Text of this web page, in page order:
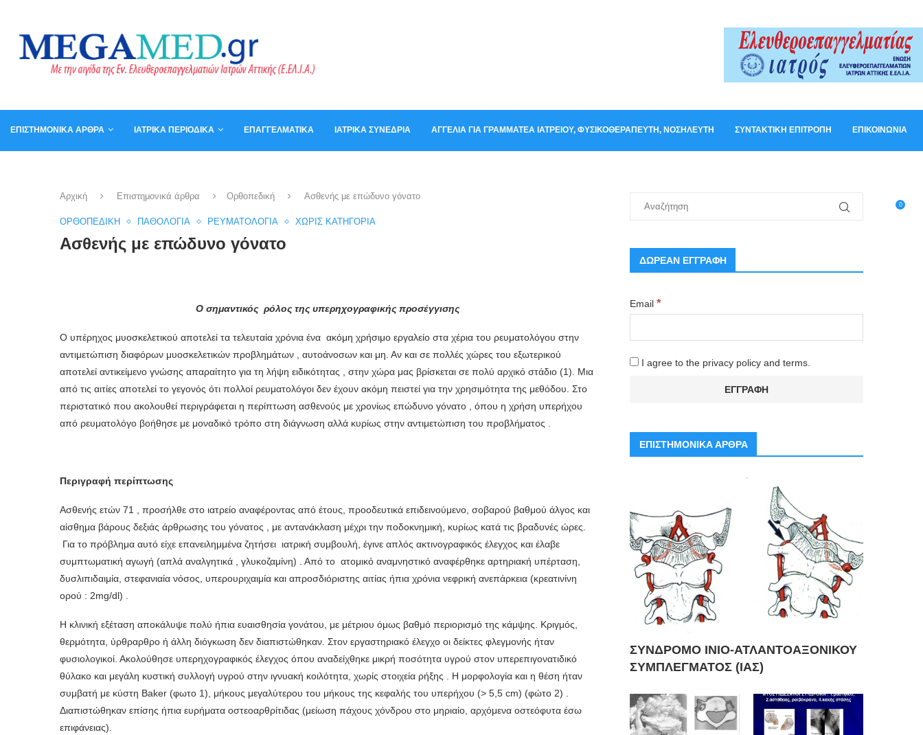
ΕΠΙΣΤΗΜΟΝΙΚΆ ΆΡΘΡΑ ΙΑΤΡΙΚΆ ΠΕΡΙΟΔΙΚΆ ΕΠΑΓΓΕΛΜΑΤΙΚΆ ΙΑΤΡΙΚΆ ΣΥΝΈΔΡΙΑ ΑΓΓΕΛΊΑ ΓΙΑ ΓΡΑΜΜΑΤΈΑ ΙΑΤΡΕΊΟΥ, ΦΥΣΙΚΟΘΕΡΑΠΕΥΤΉ, ΝΟΣΗΛΕΥΤΉ ΣΥΝΤΑΚΤΙΚΉ ΕΠΙΤΡΟΠΉ ΕΠΙΚΟΙΝΩΝΊΑ
0
Αρχική Επιστημονικά άρθρα Ορθοπεδική Ασθενής με επώδυνο γόνατο
ΟΡΘΟΠΕΔΙΚΉ ΠΑΘΟΛΟΓΊΑ ΡΕΥΜΑΤΟΛΟΓΊΑ ΧΩΡΊΣ ΚΑΤΗΓΟΡΊΑ
Ασθενής με επώδυνο γόνατο
Ο σημαντικός ρόλος της υπερηχογραφικής προσέγγισης
O υπέρηχος μυοσκελετικού αποτελεί τα τελευταία χρόνια ένα ακόμη χρήσιμο εργαλείο στα χέρια του ρευματολόγου στην
αντιμετώπιση διαφόρων μυοσκελετικών προβλημάτων , αυτοάνοσων και μη. Αν και σε πολλές χώρες του εξωτερικού
αποτελεί αντικείμενο γνώσης απαραίτητο για τη λήψη ειδικότητας , στην χώρα μας βρίσκεται σε πολύ αρχικό στάδιο (1). Μια
από τις αιτίες αποτελεί το γεγονός ότι πολλοί ρευματολόγοι δεν έχουν ακόμη πειστεί για την χρησιμότητα της μεθόδου. Στο
περιστατικό που ακολουθεί περιγράφεται η περίπτωση ασθενούς με χρονίως επώδυνο γόνατο , όπου η χρήση υπερήχου
από ρευματολόγο βοήθησε με μοναδικό τρόπο στη διάγνωση αλλά κυρίως στην αντιμετώπιση του προβλήματος .
Περιγραφή περίπτωσης
Ασθενής ετών 71 , προσήλθε στο ιατρείο αναφέροντας από έτους, προοδευτικά επιδεινούμενο, σοβαρού βαθμού άλγος και
αίσθημα βάρους δεξιάς άρθρωσης του γόνατος , με αντανάκλαση μέχρι την ποδοκνημική, κυρίως κατά τις βραδυνές ώρες.
Για το πρόβλημα αυτό είχε επανειλημμένα ζητήσει ιατρική συμβουλή, έγινε απλός ακτινογραφικός έλεγχος και έλαβε
συμπτωματική αγωγή (απλά αναλγητικά , γλυκοζαμίνη) . Από το ατομικό αναμνηστικό αναφέρθηκε αρτηριακή υπέρταση,
δυσλιπιδαιμία, στεφανιαία νόσος, υπερουριχαιμία και απροσδιόριστης αιτίας ήπια χρόνια νεφρική ανεπάρκεια (κρεατινίνη
ορού : 2mg/dl) .
Η κλινική εξέταση αποκάλυψε πολύ ήπια ευαισθησία γονάτου, με μέτριου όμως βαθμό περιορισμό της κάμψης. Κριγμός,
θερμότητα, ύρθραρθρο ή άλλη διόγκωση δεν διαπιστώθηκαν. Στον εργαστηριακό έλεγχο οι δείκτες φλεγμονής ήταν
φυσιολογικοί. Ακολούθησε υπερηχογραφικός έλεγχος όπου αναδείχθηκε μικρή ποσότητα υγρού στον υπερεπιγονατιδικό
θύλακο και μεγάλη κυστική συλλογή υγρού στην ιγνυακή κοιλότητα, χωρίς στοιχεία ρήξης . Η μορφολογία και η θέση ήταν
συμβατή με κύστη Baker (φωτο 1), μήκους μεγαλύτερου του μήκους της κεφαλής του υπερήχου (> 5,5 cm) (φώτο 2) .
Διαπιστώθηκαν επίσης ήπια ευρήματα οστεοαρθρίτιδας (μείωση πάχους χόνδρου στο μηριαίο, αρχόμενα οστεόφυτα έσω
επιφάνειας).
ΔΩΡΕΑΝ ΕΓΓΡΑΦΗ
Email *
I agree to the privacy policy and terms.
ΕΠΙΣΤΗΜΟΝΙΚΑ ΑΡΘΡΑ
ΣΥΝΔΡΟΜΟ ΙΝΙΟ-ΑΤΛΑΝΤΟΑΞΟΝΙΚΟΥ
ΣΥΜΠΛΕΓΜΑΤΟΣ (ΙΑΣ)